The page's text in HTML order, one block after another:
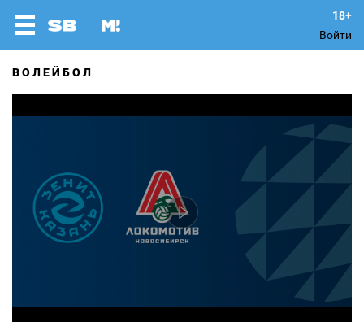
Войти
ВОЛЕЙБОЛ